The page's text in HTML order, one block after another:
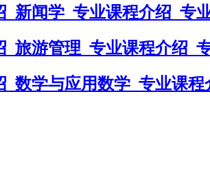
新闻学_专业课程介绍_专
旅游管理_专业课程介绍_
数学与应用数学_专业课